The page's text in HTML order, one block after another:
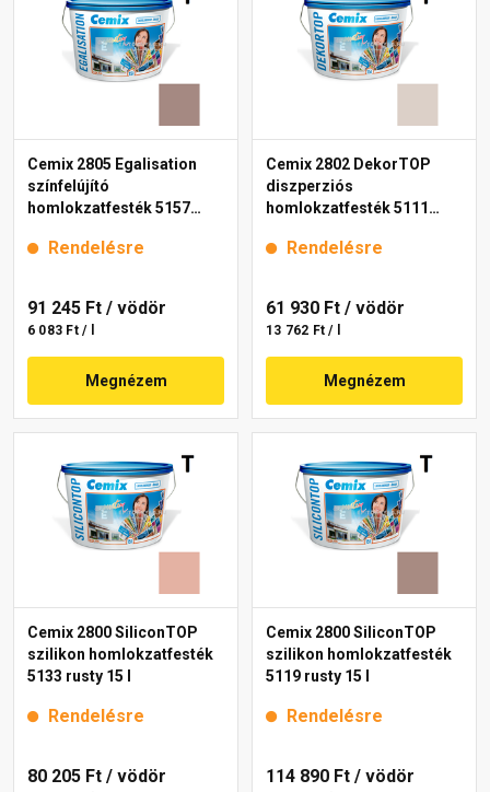
Cemix 2805 Egalisation
színfelújító
homlokzatfesték 5157
Rendelésre
91 245 Ft / vödör
6 083 Ft / l
Megnézem
Cemix 2802 DekorTOP
diszperziós
homlokzatfesték 5111
Rendelésre
61 930 Ft / vödör
13 762 Ft / l
Megnézem
Cemix 2800 SiliconTOP
szilikon homlokzatfesték
5133 rusty 15 l
Rendelésre
80 205 Ft / vödör
Cemix 2800 SiliconTOP
szilikon homlokzatfesték
5119 rusty 15 l
Rendelésre
114 890 Ft / vödör